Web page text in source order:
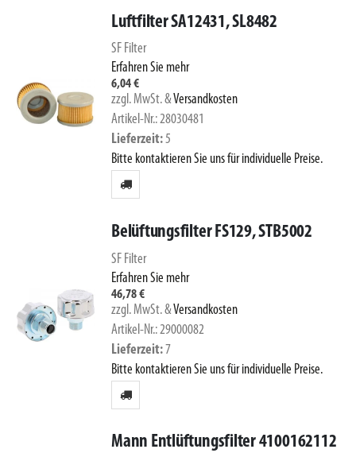
Luftfilter SA12431, SL8482
SF Filter
Erfahren Sie mehr
6,04 €
zzgl. MwSt.&Versandkosten
Artikel-Nr.: 28030481
Lieferzeit 5
Bitte kontaktieren Sie uns für individuelle Preise.
Belüftungsfilter FS129, STB5002
SF Filter
Erfahren Sie mehr
46,78 €
zzgl. MwSt.&Versandkosten
Artikel-Nr.: 29000082
Lieferzeit 7
Bitte kontaktieren Sie uns für individuelle Preise.
Mann Entlüftungsfilter 4100162112